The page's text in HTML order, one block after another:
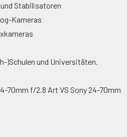
Stabilisatoren
Kameras
)Schulen und Universitäten.
70mm f/2.8 Art VS Sony 24-70mm